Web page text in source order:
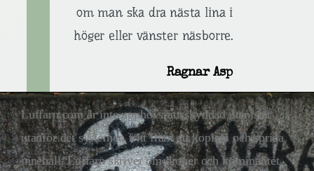
om man ska dra nästa lina i
höger eller vänster näsborre.
Ragnar Asp
Luffarn.com är inte upphovsrättsskyddad utan står
utanför det systemet, fritt fram att kopiera och sprida
innehåll. Luffarn skriver om droger och kriminalitet